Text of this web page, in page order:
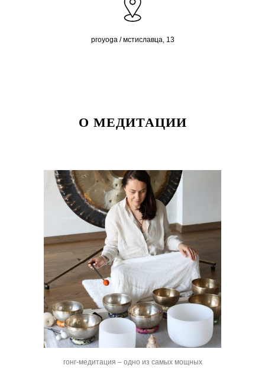
proyoga / мстиславца, 13
О МЕДИТАЦИИ
гонг-медитация – одно из самых мощных